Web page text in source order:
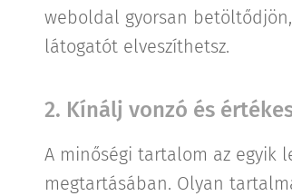
weboldal gyorsan
látogatót elveszíthetsz.
2. Kínálj vonzó és
A minőségi tartalom az egyik
megtartásában. Olyan